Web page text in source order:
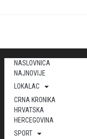
NASLOVNICA
NAJNOVIJE
LOKALAC
CRNA KRONIKA
HRVATSKA
HERCEGOVINA
SPORT